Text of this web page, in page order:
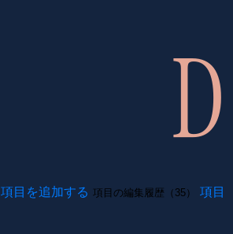
項目を追加する 項目の編集履歴（35）
項目